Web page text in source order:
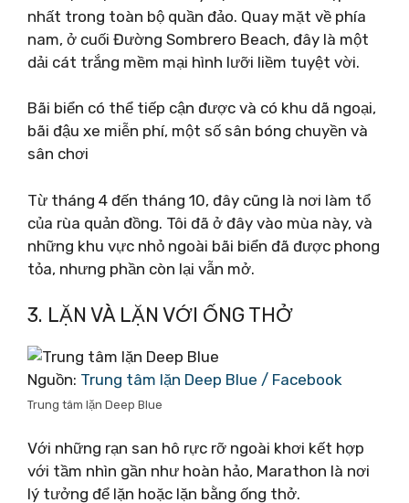
nhất trong toàn bộ quần đảo. Quay mặt về phía
nam, ở cuối Đường Sombrero Beach, đây là một
dải cát trắng mềm mại hình lưỡi liềm tuyệt vời.
Bãi biển có thể tiếp cận được và có khu dã ngoại,
bãi đậu xe miễn phí, một số sân bóng chuyền và
sân chơi
Từ tháng 4 đến tháng 10, đây cũng là nơi làm tổ
của rùa quản đồng. Tôi đã ở đây vào mùa này, và
những khu vực nhỏ ngoài bãi biển đã được phong
tỏa, nhưng phần còn lại vẫn mở.
3. LẶN VÀ LẶN VỚI ỐNG THỞ
Nguồn: Trung tâm lặn Deep Blue / Facebook
Trung tâm lặn Deep Blue
Với những rạn san hô rực rỡ ngoài khơi kết hợp
với tầm nhìn gần như hoàn hảo, Marathon là nơi
lý tưởng để lặn hoặc lặn bằng ống thở.